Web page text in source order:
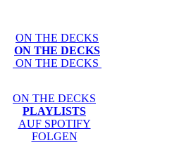
ON THE DECKS
ON THE DECKS
ON THE DECKS
ON THE DECKS
PLAYLISTS
AUF SPOTIFY
FOLGEN